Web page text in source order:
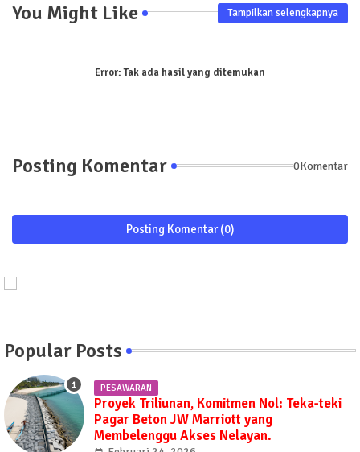
You Might Like Tampilkan selengkapnya
Error:Tak ada hasil yang ditemukan
Posting Komentar 0Komentar
Posting Komentar (0)
Popular Posts
PESAWARAN
Proyek Triliunan, Komitmen Nol: Teka-teki
Pagar Beton JW Marriott yang
Membelenggu Akses Nelayan.